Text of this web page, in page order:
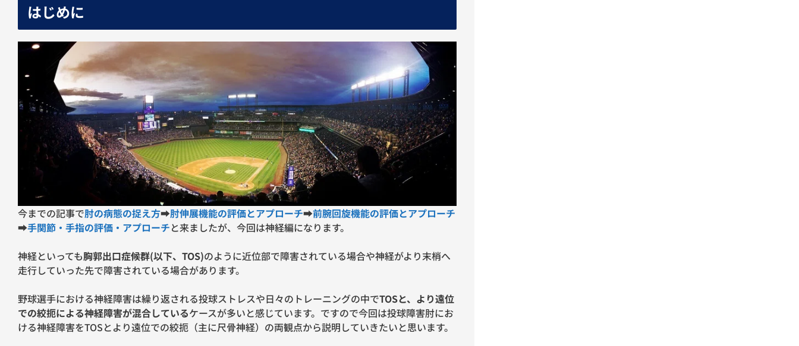
はじめに
今までの記事で肘の病態の捉え方➡︎肘伸展機能の評価とアプローチ➡︎前腕回旋機能の評価とアプローチ
➡︎手関節・手指の評価・アプローチと来ましたが、今回は神経編になります。
神経といっても胸郭出口症候群(以下、TOS)のように近位部で障害されている場合や神経がより末梢へ
走行していった先で障害されている場合があります。
野球選手における神経障害は繰り返される投球ストレスや日々のトレーニングの中でTOSと、より遠位
での絞扼による神経障害が混合しているケースが多いと感じています。ですので今回は投球障害肘にお
ける神経障害をTOSとより遠位での絞扼（主に尺骨神経）の両観点から説明していきたいと思います。